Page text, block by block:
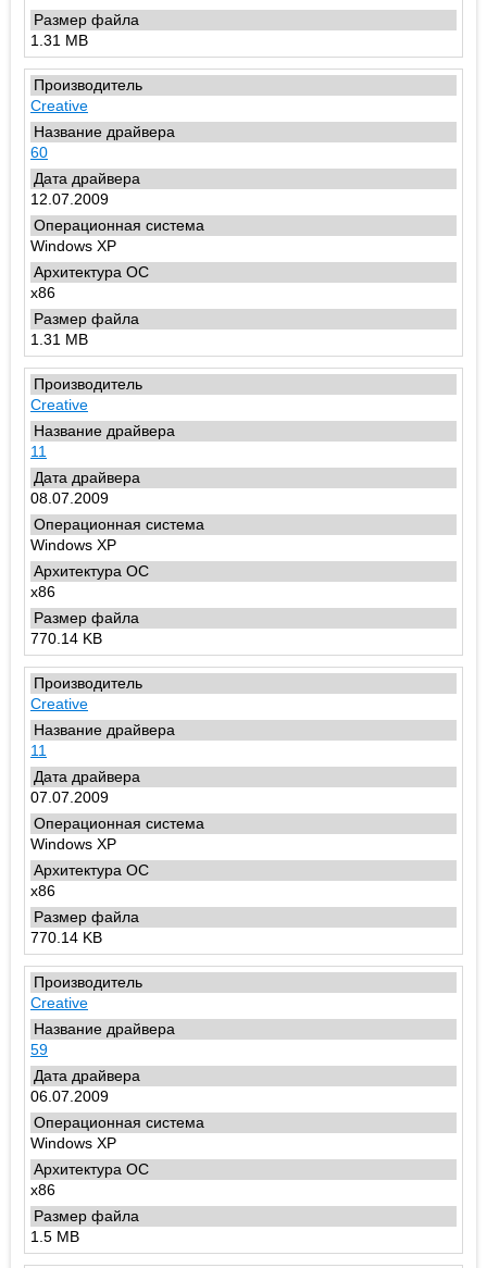
1.31 MB
Creative
60
12.07.2009
Windows XP
x86
1.31 MB
Creative
11
08.07.2009
Windows XP
x86
770.14 KB
Creative
11
07.07.2009
Windows XP
x86
770.14 KB
Creative
59
06.07.2009
Windows XP
x86
1.5 MB